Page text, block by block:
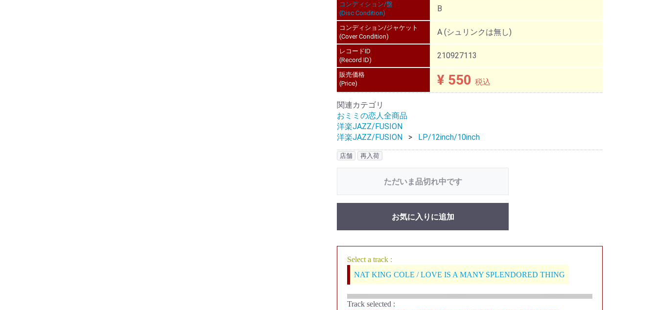
コンディション/盤
(Disc Condition)
B
コンディション/ジャケット
(Cover Condition)
A (シュリンクは無し)
レコードID
(Record ID)
210927113
販売価格
(Price)
¥ 550 税込
関連カテゴリ
おミミの恋人全商品
洋楽JAZZ/FUSION
洋楽JAZZ/FUSION
LP/12inch/10inch
店舗 再入荷
ただいま品切れ中です
お気に入りに追加
Select a track :
NAT KING COLE / LOVE IS A MANY SPLENDORED THING
Track selected :